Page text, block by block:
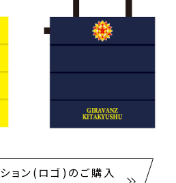
ョン(ロゴ)のご購入